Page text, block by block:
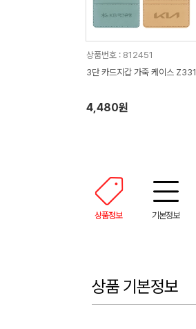
상품번호 : 812451
3단 카드지갑 가죽 케이스 Z331
4,480원
상품정보 기본정보
상품 기본정보